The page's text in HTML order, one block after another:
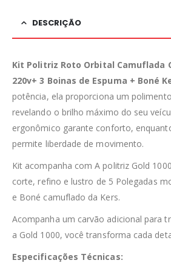
DESCRIÇÃO
Kit Politriz Roto Orbital Camuflada
220v+ 3 Boinas de Espuma + Boné
potência, ela proporciona um
revelando o brilho máximo do seu
ergonômico garante conforto,
permite liberdade de movimento.
Kit acompanha com A politriz Gold
corte, refino e lustro de 5 Polegadas
e Boné camuflado da Kers.
Acompanha um carvão adicional para
a Gold 1000, você transforma cada
Especificações Técnicas: